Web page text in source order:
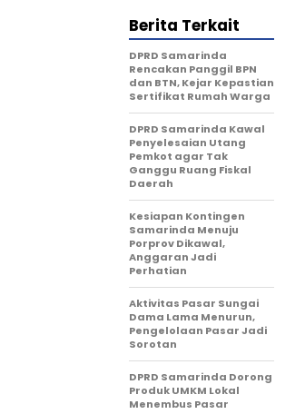
Berita Terkait
DPRD Samarinda
Rencakan Panggil BPN
dan BTN, Kejar Kepastian
Sertifikat Rumah Warga
DPRD Samarinda Kawal
Penyelesaian Utang
Pemkot agar Tak
Ganggu Ruang Fiskal
Daerah
Kesiapan Kontingen
Samarinda Menuju
Porprov Dikawal,
Anggaran Jadi
Perhatian
Aktivitas Pasar Sungai
Dama Lama Menurun,
Pengelolaan Pasar Jadi
Sorotan
DPRD Samarinda Dorong
Produk UMKM Lokal
Menembus Pasar